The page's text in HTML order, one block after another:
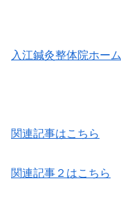
入江鍼灸整体院ホー
関連記事はこちら
関連記事２はこちら